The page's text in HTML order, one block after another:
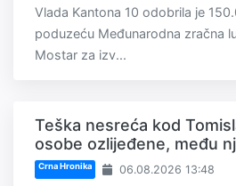
Vlada Kantona 10 odobrila je
poduzeću Međunarodna zračna
Mostar za izv...
Teška nesreća kod
osobe ozlijeđene, među
Crna Hronika 06.08.2026 13:48